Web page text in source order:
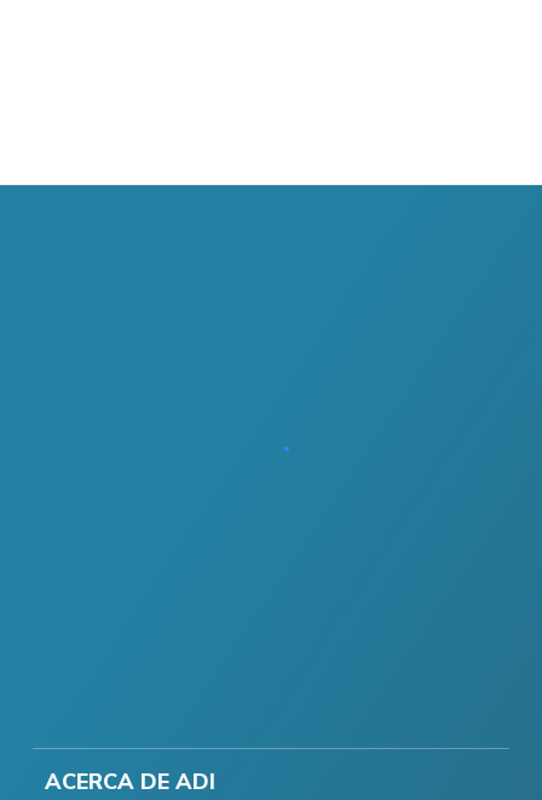
ACERCA DE ADI